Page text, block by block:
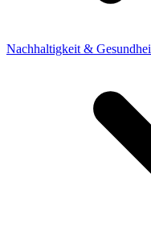
Nachhaltigkeit &